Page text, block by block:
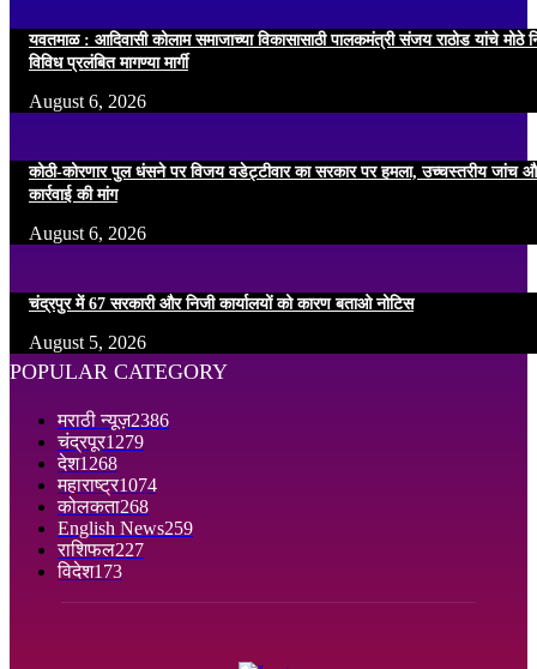
यवतमाळ : आदिवासी कोलाम समाजाच्या विकासासाठी पालकमंत्री संजय राठोड यांचे मोठे
विविध प्रलंबित मागण्या मार्गी
August 6, 2026
कोठी-कोरणार पुल धंसने पर विजय वडेट्टीवार का सरकार पर हमला, उच्चस्तरीय जांच
कार्रवाई की मांग
August 6, 2026
चंद्रपुर में 67 सरकारी और निजी कार्यालयों को कारण बताओ नोटिस
August 5, 2026
POPULAR CATEGORY
मराठी न्यूज़2386
चंद्रपूर1279
देश1268
महाराष्ट्र1074
कोलकता268
English News259
राशिफल227
विदेश173